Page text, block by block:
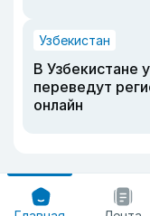
Узбекистан
В Узбекистане
переведут
онлайн